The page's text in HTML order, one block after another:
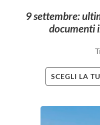
9 settembre:
documenti
SCEGLI LA